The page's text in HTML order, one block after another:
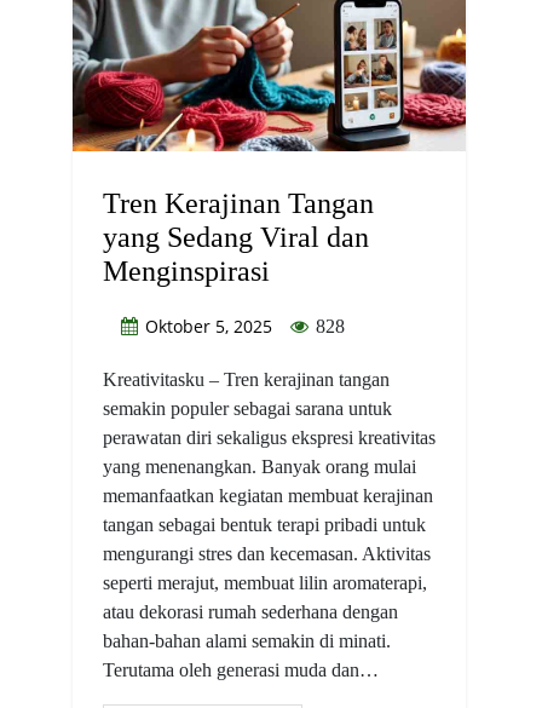
Tren Kerajinan Tangan
yang Sedang Viral dan
Menginspirasi
Oktober 5, 2025 828
Kreativitasku – Tren kerajinan tangan
semakin populer sebagai sarana untuk
perawatan diri sekaligus ekspresi kreativitas
yang menenangkan. Banyak orang mulai
memanfaatkan kegiatan membuat kerajinan
tangan sebagai bentuk terapi pribadi untuk
mengurangi stres dan kecemasan. Aktivitas
seperti merajut, membuat lilin aromaterapi,
atau dekorasi rumah sederhana dengan
bahan-bahan alami semakin di minati.
Terutama oleh generasi muda dan…